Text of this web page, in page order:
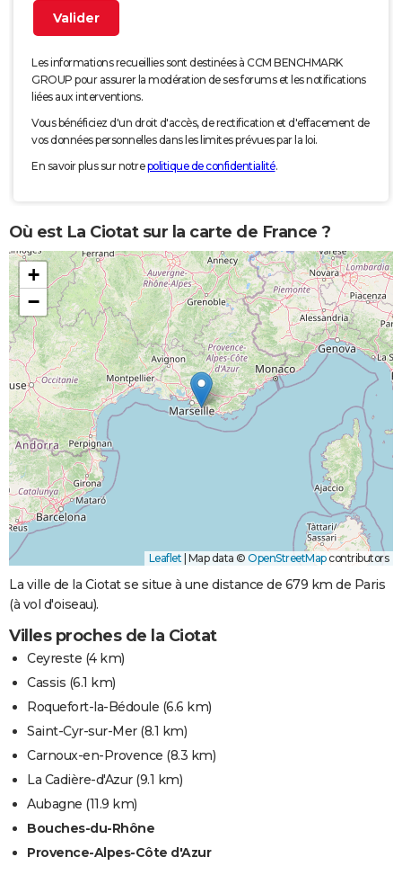
Les informations recueillies sont destinées à CCM BENCHMARK
GROUP pour assurer la modération de ses forums et les notifications
liées aux interventions.
Vous bénéficiez d'un droit d'accès, de rectification et d'effacement de
vos données personnelles dans les limites prévues par la loi.
En savoir plus sur notrepolitique de confidentialité.
Où est La Ciotat sur la carte de France ?
+
−
Leaflet Map data © OpenStreetMapcontributors
La ville de la Ciotat se situe à une distance de 679 km de Paris
(à vol d'oiseau).
Villes proches de la Ciotat
Ceyreste (4 km)
Cassis (6.1 km)
Roquefort-la-Bédoule (6.6 km)
Saint-Cyr-sur-Mer(8.1 km)
Carnoux-en-Provence (8.3 km)
La Cadière-d'Azur(9.1 km)
Aubagne (11.9 km)
Bouches-du-Rhône
Provence-Alpes-Côte d'Azur